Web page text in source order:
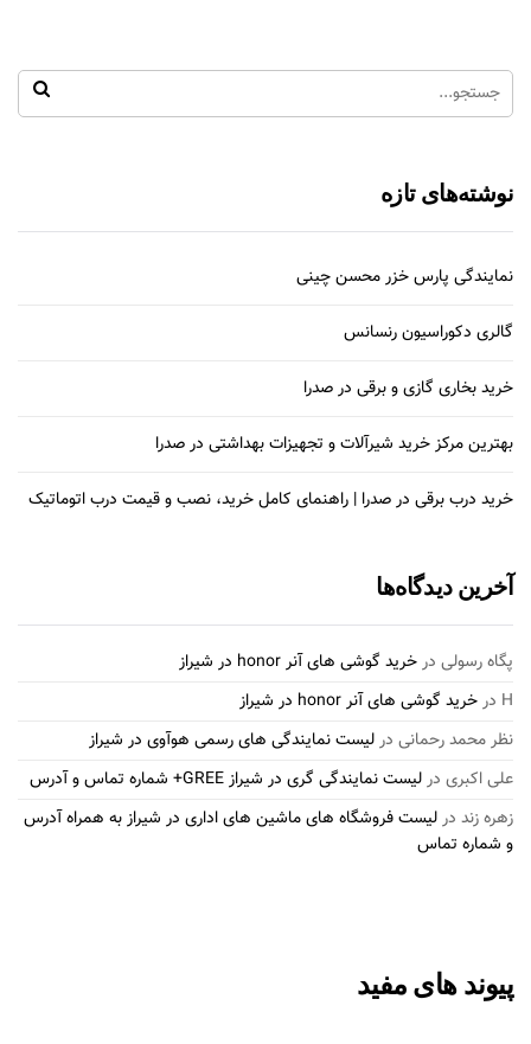
نوشته‌های تازه
نمایندگی پارس خزر محسن چینی
گالری دکوراسیون رنسانس
خرید بخاری گازی و برقی در صدرا
بهترین مرکز خرید شیرآلات و تجهیزات بهداشتی در صدرا
خرید درب برقی در صدرا | راهنمای کامل خرید، نصب و قیمت درب اتوماتیک
آخرین دیدگاه‌ها
پگاه رسولی درخرید گوشی های آنر honor در شیراز
H درخرید گوشی های آنر honor در شیراز
نظر محمد رحمانی درلیست نمایندگی های رسمی هوآوی در شیراز
علی اکبری درلیست نمایندگی گری در شیراز GREE+ شماره تماس و آدرس
زهره زند درلیست فروشگاه های ماشین های اداری در شیراز به همراه آدرس
و شماره تماس
پیوند های مفید